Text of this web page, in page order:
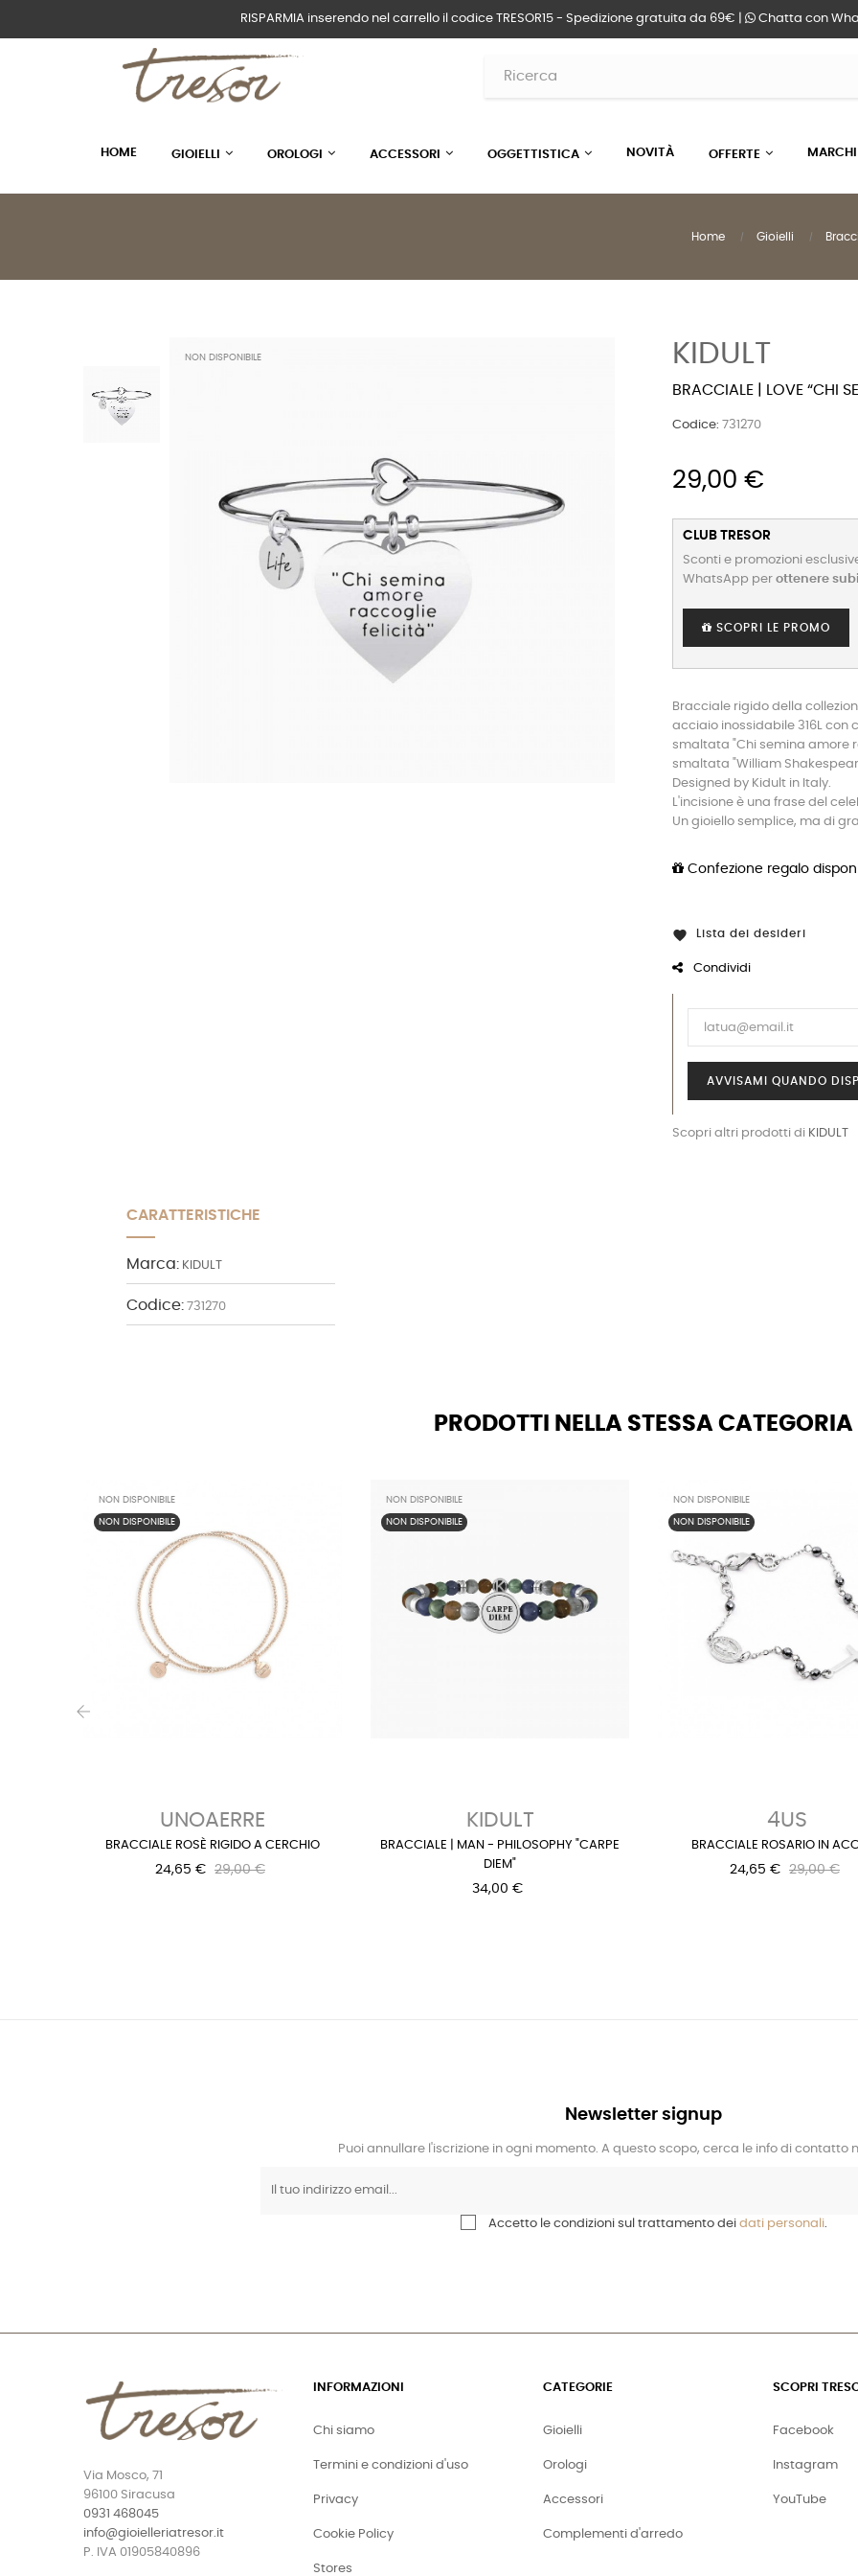
RISPARMIA inserendo nel carrello il codice TRESOR15 - Spedizione gratuita da 69€ | Chatta con
HOME GIOIELLI OROLOGI ACCESSORI OGGETTISTICA NOVITÀ OFFERTE MARCHI
Home Gioielli
NON DISPONIBILE KIDULT
BRACCIALE | LOVE “CHI
Codice: 731270
29,00 €
CLUB TRESOR
Sconti e promozioni
WhatsApp per ottenere
SCOPRI LE PROMO
Bracciale rigido della
acciaio inossidabile 316L con
smaltata "Chi semina amore
smaltata "William
Designed by Kidult in Italy.
L'incisione è una frase del
Un gioiello semplice, ma di
Confezione regalo
 Lista dei desideri
Condividi
AVVISAMI QUANDO
Scopri altri prodotti di KIDULT
CARATTERISTICHE
Marca: KIDULT
Codice: 731270
PRODOTTI NELLA STESSA CATEGORIA
NON DISPONIBILE
NON DISPONIBILE
UNOAERRE
BRACCIALE ROSÈ RIGIDO A CERCHIO
24,65 € 29,00 €
NON DISPONIBILE
NON DISPONIBILE
KIDULT
BRACCIALE | MAN - PHILOSOPHY "CARPE
DIEM"
34,00 €
NON DISPONIBILE
NON DISPONIBILE
4US
BRACCIALE ROSARIO IN
24,65 € 29,00 €
Newsletter signup
Puoi annullare l'iscrizione in ogni momento. A questo scopo, cerca le info di contatto
Accetto le condizioni sul trattamento dei dati personali.
Via Mosco, 71
96100 Siracusa
0931 468045
info@gioielleriatresor.it
P. IVA 01905840896
INFORMAZIONI
Chi siamo
Termini e condizioni d'uso
Privacy
Cookie Policy
Stores
CATEGORIE
Gioielli
Orologi
Accessori
Complementi d'arredo
SCOPRI
Facebook
Instagram
YouTube